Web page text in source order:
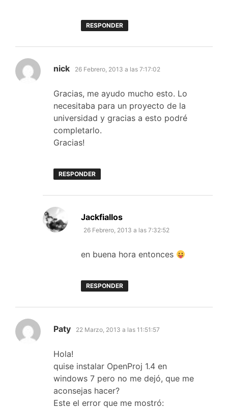
RESPONDER
nick dice:
26 Febrero, 2013 a las 7:17:02
Gracias, me ayudo mucho esto. Lo
necesitaba para un proyecto de la
universidad y gracias a esto podré
completarlo.
Gracias!
RESPONDER
Jackfiallos
26 Febrero, 2013 a las 7:32:52
en buena hora entonces
RESPONDER
Paty dice:
22 Marzo, 2013 a las 11:51:57
Hola!
quise instalar OpenProj 1.4 en
windows 7 pero no me dejó, que me
aconsejas hacer?
Este el error que me mostró: